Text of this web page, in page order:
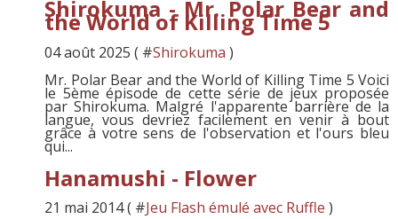
Shirokuma - Mr. Polar Bear and
the World of Killing Time 5
04 août 2025 ( #Shirokuma )
Mr. Polar Bear and the World of Killing Time 5 Voici
le 5ème épisode de cette série de jeux proposée
par Shirokuma. Malgré l'apparente barrière de la
langue, vous devriez facilement en venir à bout
grâce à votre sens de l'observation et l'ours bleu
qui...
Hanamushi - Flower
21 mai 2014 ( #Jeu Flash émulé avec Ruffle )